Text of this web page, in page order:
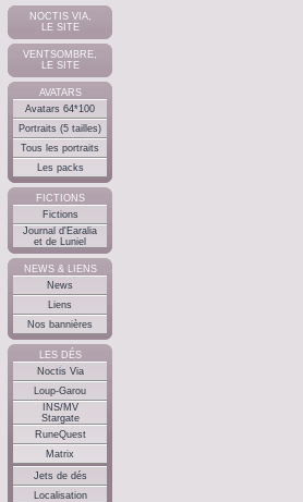
NOCTIS VIA,
LE SITE
VENTSOMBRE,
LE SITE
AVATARS
Avatars 64*100
Portraits (5 tailles)
Tous les portraits
Les packs
FICTIONS
Fictions
Journal d'Earalia
et de Luniel
NEWS & LIENS
News
Liens
Nos bannières
LES DÉS
Noctis Via
Loup-Garou
INS/MV
Stargate
RuneQuest
Matrix
Jets de dés
Localisation